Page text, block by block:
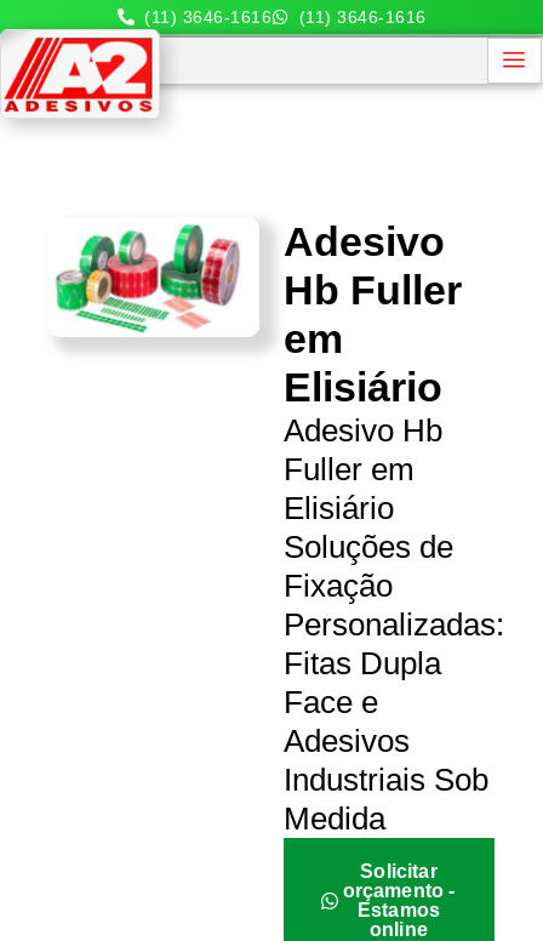
(11) 3646-1616 (11) 3646-1616
Adesivo
Hb Fuller
em
Elisiário
Adesivo Hb
Fuller em
Elisiário
Soluções de
Fixação
Personalizadas:
Fitas Dupla
Face e
Adesivos
Industriais Sob
Medida
Solicitar
orçamento -
Estamos
online